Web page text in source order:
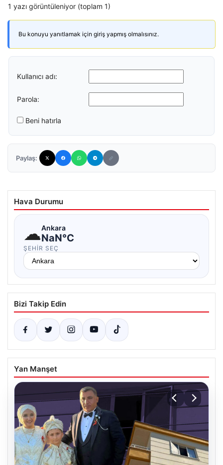
1 yazı görüntüleniyor (toplam 1)
Bu konuyu yanıtlamak için giriş yapmış olmalısınız.
Kullanıcı adı:
Parola:
Beni hatırla
Paylaş:
Hava Durumu
☁Ankara
NaN°C
ŞEHIR SEÇ
Bizi Takip Edin
Yan Manşet